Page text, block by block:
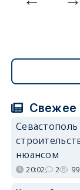
Свежее
нюансом
20:02 2